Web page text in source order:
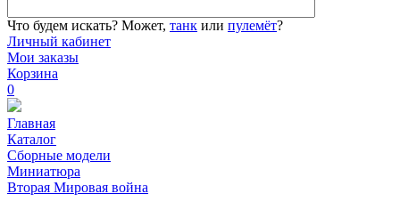
Что будем искать? Может, танк или пулемёт?
Личный кабинет
Мои заказы
Корзина
0
Главная
Каталог
Сборные модели
Миниатюра
Вторая Мировая война